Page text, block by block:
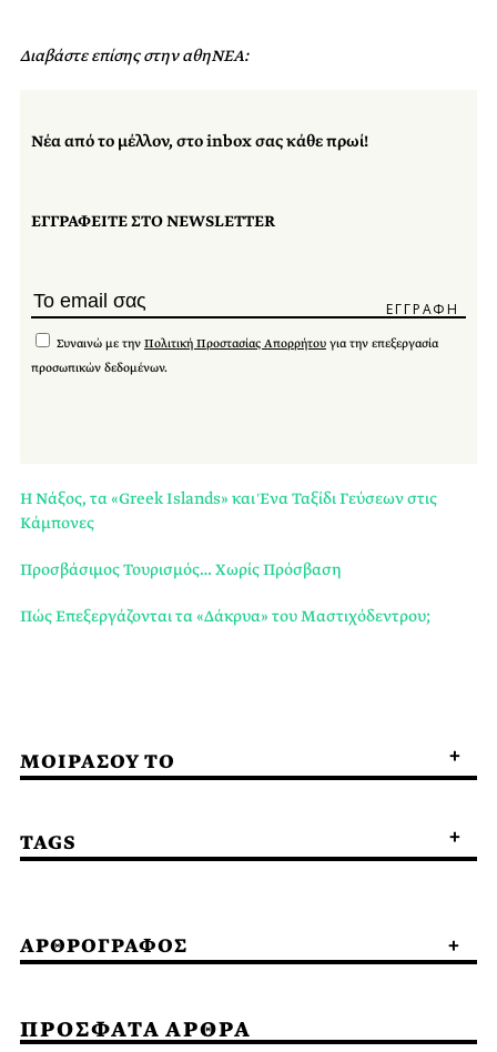
Διαβάστε επίσης στην αθηΝΕΑ:
Νέα από το μέλλον, στο inbox σας κάθε πρωί!
ΕΓΓΡΑΦΕΙΤΕ ΣΤΟ NEWSLETTER
Συναινώ με την Πολιτική Προστασίας Απορρήτου για την επεξεργασία
προσωπικών δεδομένων.
Η Νάξος, τα «Greek Islands» και Ένα Ταξίδι Γεύσεων στις
Κάμπονες
Προσβάσιμος Τουρισμός… Χωρίς Πρόσβαση
Πώς Επεξεργάζονται τα «Δάκρυα» του Μαστιχόδεντρου;
ΜΟΙΡΑΣΟΥ ΤΟ
TAGS
ΑΡΘΡΟΓΡΑΦΟΣ
ΠΡΟΣΦΑΤΑ ΑΡΘΡΑ